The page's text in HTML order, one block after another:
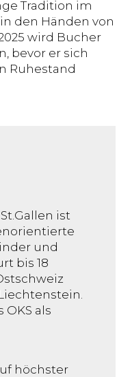
Tradition im
den Händen von
wird Bucher
bevor er sich
Ruhestand
ist
und
bis 18
als
höchster